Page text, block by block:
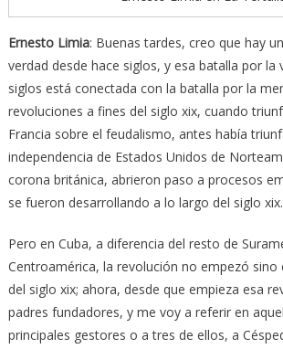
Ernesto Limia: Buenas tardes, creo que hay
verdad desde hace siglos, y esa batalla por la
siglos está conectada con la batalla por la
revoluciones a fines del siglo xix, cuando
Francia sobre el feudalismo, antes había
independencia de Estados Unidos de
corona británica, abrieron paso a procesos
se fueron desarrollando a lo largo del siglo xix.
Pero en Cuba, a diferencia del resto de
Centroamérica, la revolución no empezó sino
del siglo xix; ahora, desde que empieza esa
padres fundadores, y me voy a referir en
principales gestores o a tres de ellos, a